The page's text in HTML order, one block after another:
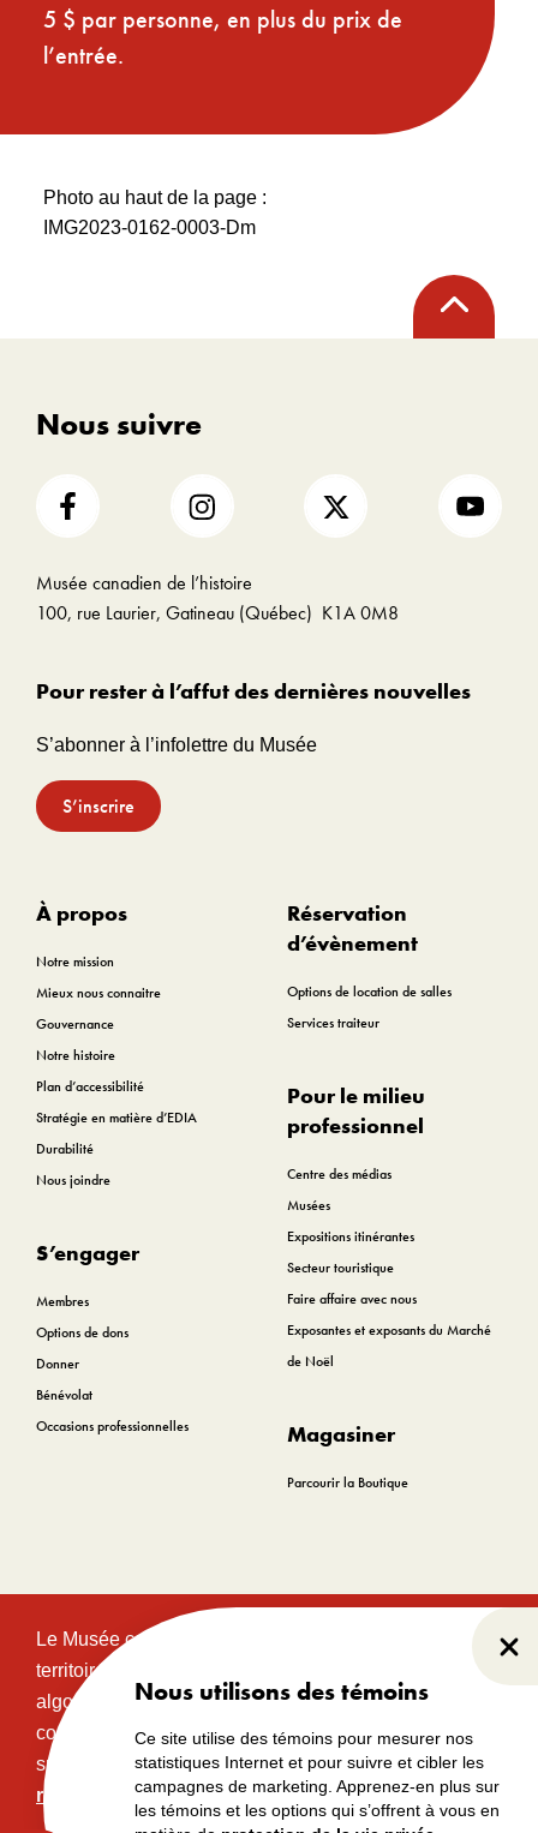
Nous utilisons des témoins
Ce site utilise des témoins pour mesurer nos
statistiques Internet et pour suivre et cibler les
campagnes de marketing. Apprenez-en plus sur
les témoins et les options qui s’offrent à vous en
5 $ par personne, en plus du prix de
l’entrée.
Photo au haut de la page :
IMG2023-0162-0003-Dm
Retour
en
Nous suivre
Musée canadien de l’histoire
100, rue Laurier, Gatineau (Québec) K1A 0M8
Pour rester à l’affut des dernières nouvelles
S’abonner à l’infolettre du Musée
S’inscrire
À propos
Notre mission
Mieux nous connaitre
Gouvernance
Notre histoire
Plan d’accessibilité
Stratégie en matière d’EDIA
Durabilité
Nous joindre
S’engager
Membres
Options de dons
Donner
Bénévolat
Occasions professionnelles
Réservation
d’évènement
Options de location de salles
Services traiteur
Pour le milieu
professionnel
Centre des médias
Musées
Expositions itinérantes
Secteur touristique
Faire affaire avec nous
Exposantes et exposants du Marché
de Noël
Magasiner
Parcourir la Boutique
Le Musée canadien de l’histoire est situé sur le
territoire traditionnel et non cédé des communautés
algonquines Anishinabeg. Ce territoire a eu et
continue d’avoir une grande importance historique,
spirituelle et sacrée.Lire l’intégralité de la
reconnaissance territoriale.